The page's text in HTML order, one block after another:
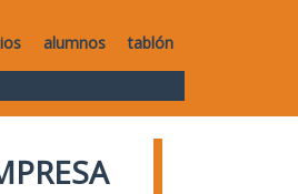
alumnos tablón